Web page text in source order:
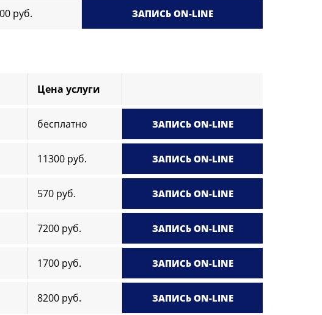
руб. ЗАПИСЬ ON-LINE
Цена услуги
бесплатно ЗАПИСЬ ON-LINE
11300 руб. ЗАПИСЬ ON-LINE
570 руб. ЗАПИСЬ ON-LINE
7200 руб. ЗАПИСЬ ON-LINE
1700 руб. ЗАПИСЬ ON-LINE
8200 руб. ЗАПИСЬ ON-LINE